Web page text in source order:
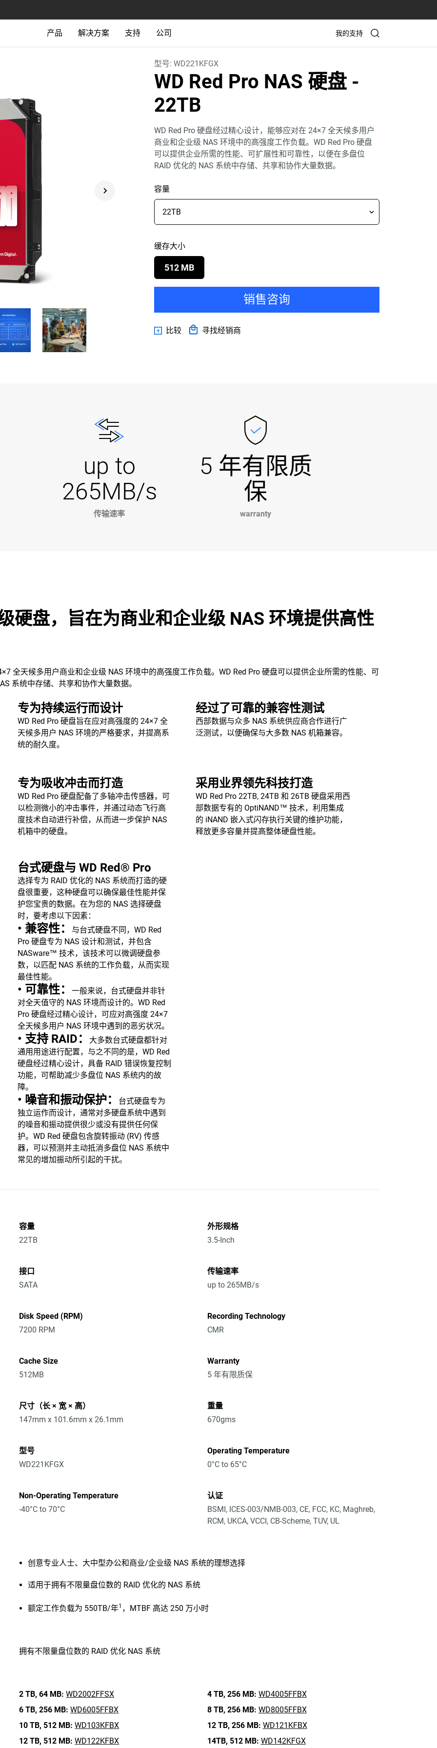
产品 解决方案 支持 公司 我的支持
型号:WD221KFGX
WD Red Pro NAS 硬盘 -
22TB
WD Red Pro 硬盘经过精心设计，能够应对在 24×7 全天候多用户
商业和企业级 NAS 环境中的高强度工作负载。WD Red Pro 硬盘
可以提供企业所需的性能、可扩展性和可靠性，以便在多盘位
RAID 优化的 NAS 系统中存储、共享和协作大量数据。
容量
缓存大小
512 MB
销售咨询
比较 寻找经销商
up to
265MB/s
传输速率
5 年有限质
保
warranty
硬盘，旨在为商业和企业级 NAS 环境提供高性
全天候多用户商业和企业级 NAS 环境中的高强度工作负载。WD Red Pro 硬盘可以提供企业所需的性能、可
系统中存储、共享和协作大量数据。
专为持续运行而设计
WD Red Pro 硬盘旨在应对高强度的 24×7 全
天候多用户 NAS 环境的严格要求，并提高系
统的耐久度。
经过了可靠的兼容性测试
西部数据与众多 NAS 系统供应商合作进行广
泛测试，以便确保与大多数 NAS 机箱兼容。
专为吸收冲击而打造
WD Red Pro 硬盘配备了多轴冲击传感器，可
以检测微小的冲击事件，并通过动态飞行高
度技术自动进行补偿，从而进一步保护 NAS
机箱中的硬盘。
采用业界领先科技打造
WD Red Pro 22TB, 24TB 和 26TB 硬盘采用西
部数据专有的 OptiNAND™ 技术，利用集成
的 iNAND 嵌入式闪存执行关键的维护功能，
释放更多容量并提高整体硬盘性能。
台式硬盘与 WD Red® Pro
选择专为 RAID 优化的 NAS 系统而打造的硬
盘很重要，这种硬盘可以确保最佳性能并保
护您宝贵的数据。在为您的 NAS 选择硬盘
时，要考虑以下因素：
• 兼容性：
与台式硬盘不同，WD Red
Pro 硬盘专为 NAS 设计和测试，并包含
NASware™ 技术，该技术可以微调硬盘参
数，以匹配 NAS 系统的工作负载，从而实现
最佳性能。
• 可靠性：
一般来说，台式硬盘并非针
对全天值守的 NAS 环境而设计的。WD Red
Pro 硬盘经过精心设计，可应对高强度 24×7
全天候多用户 NAS 环境中遇到的恶劣状况。
• 支持 RAID：
大多数台式硬盘都针对
通用用途进行配置，与之不同的是，WD Red
硬盘经过精心设计，具备 RAID 错误恢复控制
功能，可帮助减少多盘位 NAS 系统内的故
障。
• 噪音和振动保护：
台式硬盘专为
独立运作而设计，通常对多硬盘系统中遇到
的噪音和振动提供很少或没有提供任何保
护。WD Red 硬盘包含旋转振动 (RV) 传感
器，可以预测并主动抵消多盘位 NAS 系统中
常见的增加振动所引起的干扰。
容量
22TB
外形规格
3.5-Inch
接口
SATA
传输速率
up to 265MB/s
Disk Speed (RPM)
7200 RPM
Recording Technology
CMR
Cache Size
512MB
Warranty
5 年有限质保
尺寸（长 × 宽 × 高）
147mm x 101.6mm x 26.1mm
重量
670gms
型号
WD221KFGX
Operating Temperature
0°C to 65°C
Non-Operating Temperature
-40°C to 70°C
认证
BSMI, ICES-003/NMB-003, CE, FCC, KC, Maghreb,
RCM, UKCA, VCCI, CB-Scheme, TUV, UL
创意专业人士、大中型办公和商业/企业级 NAS 系统的理想选择
适用于拥有不限量盘位数的 RAID 优化的 NAS 系统
额定工作负载为 550TB/年1 ，MTBF 高达 250 万小时
拥有不限量盘位数的 RAID 优化 NAS 系统
2 TB, 64 MB: WD2002FFSX 4 TB, 256 MB: WD4005FFBX
6 TB, 256 MB: WD6005FFBX 8 TB, 256 MB: WD8005FFBX
10 TB, 512 MB: WD103KFBX 12 TB, 256 MB: WD121KFBX
12 TB, 512 MB: WD122KFBX 14TB, 512 MB: WD142KFGX